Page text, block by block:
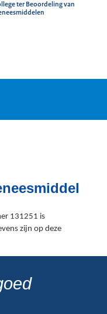
ter Beoordeling van
131251 is
zijn op deze